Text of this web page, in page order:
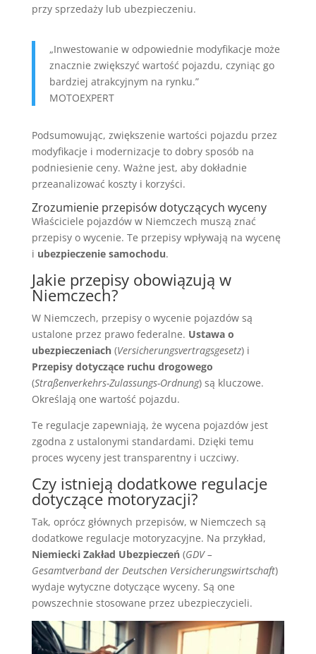
przy sprzedaży lub ubezpieczeniu.
„Inwestowanie w odpowiednie modyfikacje może
znacznie zwiększyć wartość pojazdu, czyniąc go
bardziej atrakcyjnym na rynku.”
MOTOEXPERT
Podsumowując, zwiększenie wartości pojazdu przez
modyfikacje i modernizacje to dobry sposób na
podniesienie ceny. Ważne jest, aby dokładnie
przeanalizować koszty i korzyści.
Zrozumienie przepisów dotyczących wyceny
Właściciele pojazdów w Niemczech muszą znać
przepisy o wycenie. Te przepisy wpływają na wycenę
i ubezpieczenie samochodu.
Jakie przepisy obowiązują w
Niemczech?
W Niemczech, przepisy o wycenie pojazdów są
ustalone przez prawo federalne. Ustawa o
ubezpieczeniach(Versicherungsvertragsgesetz) i
Przepisy dotyczące ruchu drogowego
(Straßenverkehrs-Zulassungs-Ordnung) są kluczowe.
Określają one wartość pojazdu.
Te regulacje zapewniają, że wycena pojazdów jest
zgodna z ustalonymi standardami. Dzięki temu
proces wyceny jest transparentny i uczciwy.
Czy istnieją dodatkowe regulacje
dotyczące motoryzacji?
Tak, oprócz głównych przepisów, w Niemczech są
dodatkowe regulacje motoryzacyjne. Na przykład,
Niemiecki Zakład Ubezpieczeń(GDV –
Gesamtverband der Deutschen Versicherungswirtschaft)
wydaje wytyczne dotyczące wyceny. Są one
powszechnie stosowane przez ubezpieczycieli.